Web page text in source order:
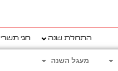
התחלת שנה חגי תשרי
מעגל השנה